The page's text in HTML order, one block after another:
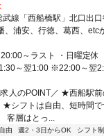
、浦安、行徳、葛西、
～ラスト ・日曜定休
～翌1:00 ※22:00～翌
人のPOINT／ ★西船駅
★シフトは自由、短時間
客層はとっ...
由 週2・3日からOK シフト制